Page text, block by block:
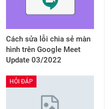
Cách sửa lỗi chia sẻ màn
hình trên Google Meet
Update 03/2022
HỎI ĐÁP